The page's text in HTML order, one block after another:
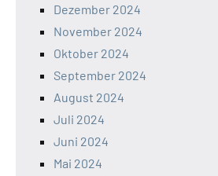
Dezember 2024
November 2024
Oktober 2024
September 2024
August 2024
Juli 2024
Juni 2024
Mai 2024